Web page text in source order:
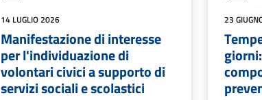
14 LUGLIO 2026
Manifestazione di interesse
per l'individuazione di
volontari civici a supporto di
servizi sociali e scolastici
23